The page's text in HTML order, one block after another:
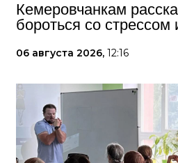
Кемеровчанкам
бороться со стрессом
06 августа 2026, 12:16